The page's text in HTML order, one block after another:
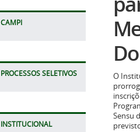
CAMPI
PROCESSOS SELETIVOS
INSTITUCIONAL
O
Sensu